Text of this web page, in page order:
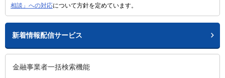
相談」への対応について方針を定めています。
新着情報配信サービス
金融事業者一括検索機能